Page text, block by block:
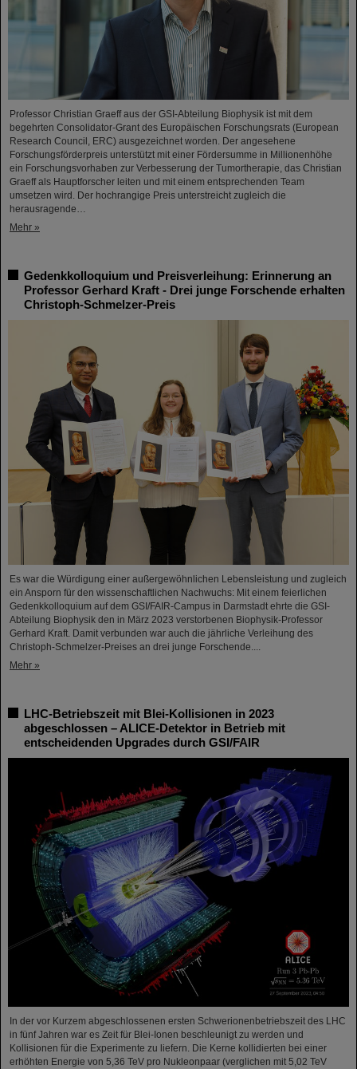
Professor Christian Graeff aus der GSI-Abteilung Biophysik ist mit dem
begehrten Consolidator-Grant des Europäischen Forschungsrats (European
Research Council, ERC) ausgezeichnet worden. Der angesehene
Forschungsförderpreis unterstützt mit einer Fördersumme in Millionenhöhe
ein Forschungsvorhaben zur Verbesserung der Tumortherapie, das Christian
Graeff als Hauptforscher leiten und mit einem entsprechenden Team
umsetzen wird. Der hochrangige Preis unterstreicht zugleich die
herausragende…
Mehr »
Gedenkkolloquium und Preisverleihung: Erinnerung an
Professor Gerhard Kraft - Drei junge Forschende erhalten
Christoph-Schmelzer-Preis
Es war die Würdigung einer außergewöhnlichen Lebensleistung und zugleich
ein Ansporn für den wissenschaftlichen Nachwuchs: Mit einem feierlichen
Gedenkkolloquium auf dem GSI/FAIR-Campus in Darmstadt ehrte die GSI-
Abteilung Biophysik den in März 2023 verstorbenen Biophysik-Professor
Gerhard Kraft. Damit verbunden war auch die jährliche Verleihung des
Christoph-Schmelzer-Preises an drei junge Forschende....
Mehr »
LHC-Betriebszeit mit Blei-Kollisionen in 2023
abgeschlossen – ALICE-Detektor in Betrieb mit
entscheidenden Upgrades durch GSI/FAIR
In der vor Kurzem abgeschlossenen ersten Schwerionenbetriebszeit des LHC
in fünf Jahren war es Zeit für Blei-Ionen beschleunigt zu werden und
Kollisionen für die Experimente zu liefern. Die Kerne kollidierten bei einer
erhöhten Energie von 5,36 TeV pro Nukleonpaar (verglichen mit 5,02 TeV